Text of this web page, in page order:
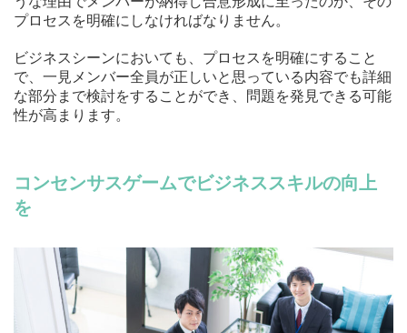
プロセスを明確にしなければなりません。
ビジネスシーンにおいても、プロセスを明確にすること
で、一見メンバー全員が正しいと思っている内容でも詳細
な部分まで検討をすることができ、問題を発見できる可能
性が高まります。
コンセンサスゲームでビジネススキルの向上
を